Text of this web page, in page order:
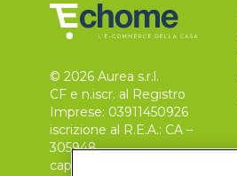
© 2026 Aurea s.r.l.
CF e n.iscr. al Registro
Imprese: 03911450926
iscrizione al R.E.A.: CA –
305948
capitale sociale 30.000